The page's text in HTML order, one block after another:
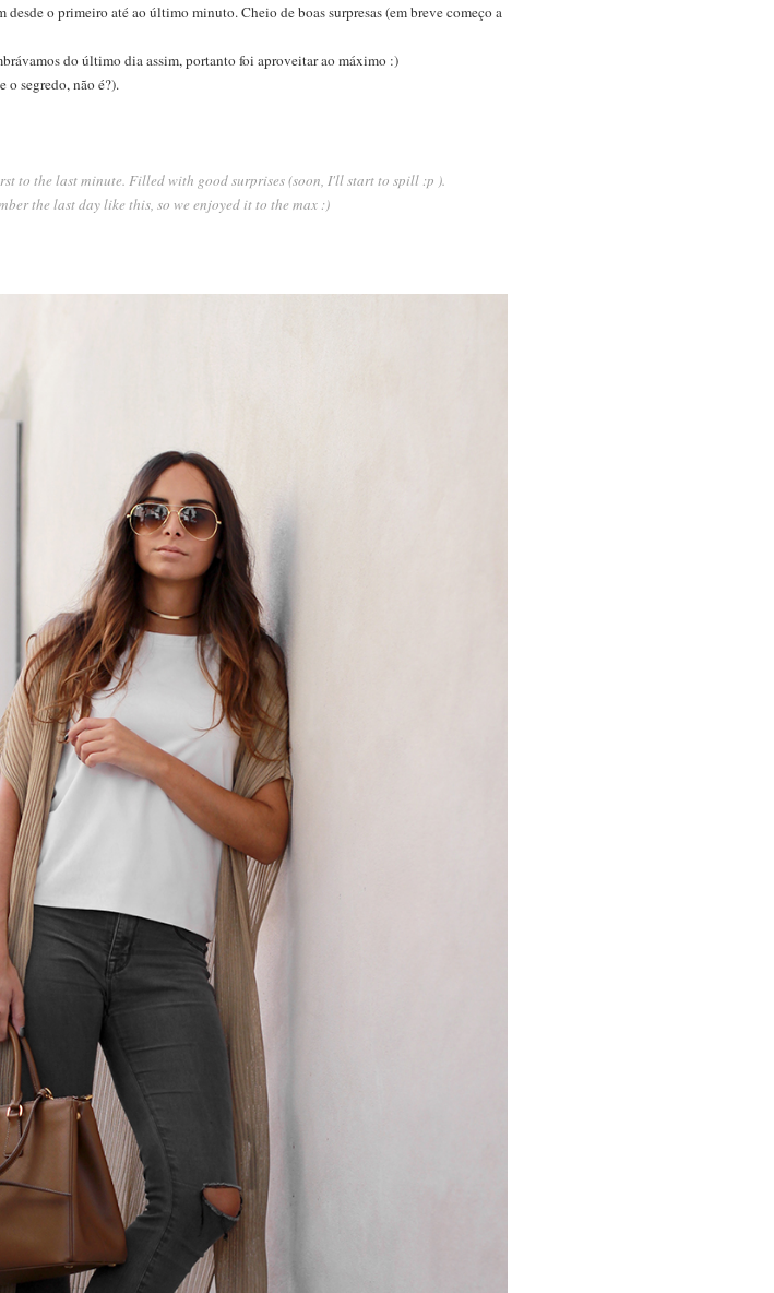
o primeiro até ao último minuto. Cheio de boas surpresas (em breve começo a
do último dia assim, portanto foi aproveitar ao máximo :)
o segredo, não é?).
to the last minute. Filled with good surprises (soon, I'll start to spill :p ).
the last day like this, so we enjoyed it to the max :)